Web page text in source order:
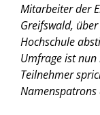
Mitarbeiter der
Greifswald,
Hochschule
Umfrage ist
Teilnehmer
Namenspatrons